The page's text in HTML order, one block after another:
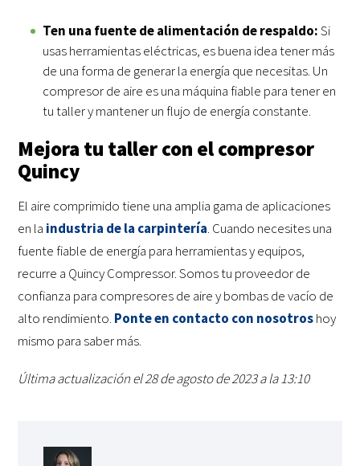
Ten una fuente de alimentación de respaldo:Si
usas herramientas eléctricas, es buena idea tener más
de una forma de generar la energía que necesitas. Un
compresor de aire es una máquina fiable para tener en
tu taller y mantener un flujo de energía constante.
Mejora tu taller con el compresor
Quincy
El aire comprimido tiene una amplia gama de aplicaciones
en la industria de la carpintería. Cuando necesites una
fuente fiable de energía para herramientas y equipos,
recurre a Quincy Compressor. Somos tu proveedor de
confianza para compresores de aire y bombas de vacío de
alto rendimiento. Ponte en contacto con nosotroshoy
mismo para saber más.
Última actualización el 28 de agosto de 2023 a la 13:10